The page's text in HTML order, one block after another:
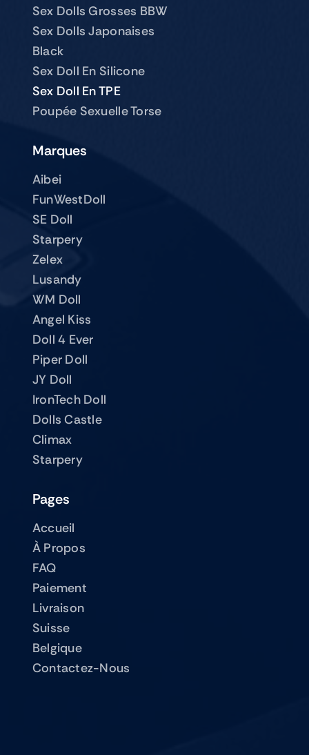
Sex Dolls Grosses BBW
Sex Dolls Japonaises
Black
Sex Doll En Silicone
Sex Doll En TPE
Poupée Sexuelle Torse
Marques
Aibei
FunWestDoll
SE Doll
Starpery
Zelex
Lusandy
WM Doll
Angel Kiss
Doll 4 Ever
Piper Doll
JY Doll
IronTech Doll
Dolls Castle
Climax
Starpery
Pages
Accueil
À Propos
FAQ
Paiement
Livraison
Suisse
Belgique
Contactez-Nous